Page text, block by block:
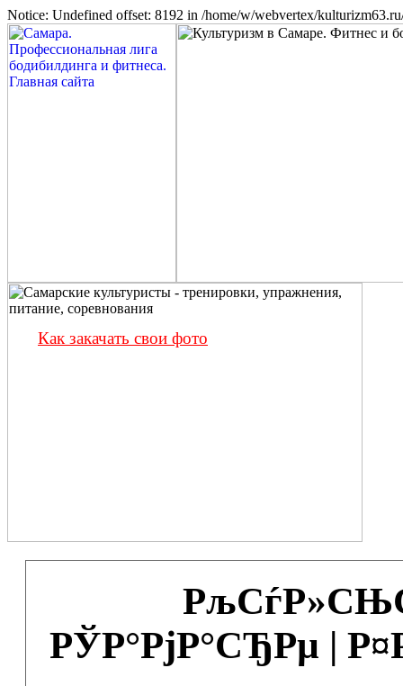
Notice: Undefined offset: 8192 in /home/w/webvertex/
РЎР°РјР°СЂРµ |
Как закачать свои фото